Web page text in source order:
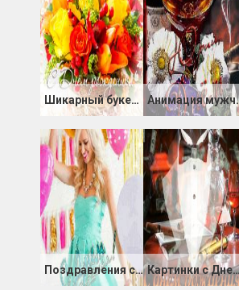
Шикарный букет на день Рожденья
Поздравления с днем Рождения от подруги картинка Картинки с Днем